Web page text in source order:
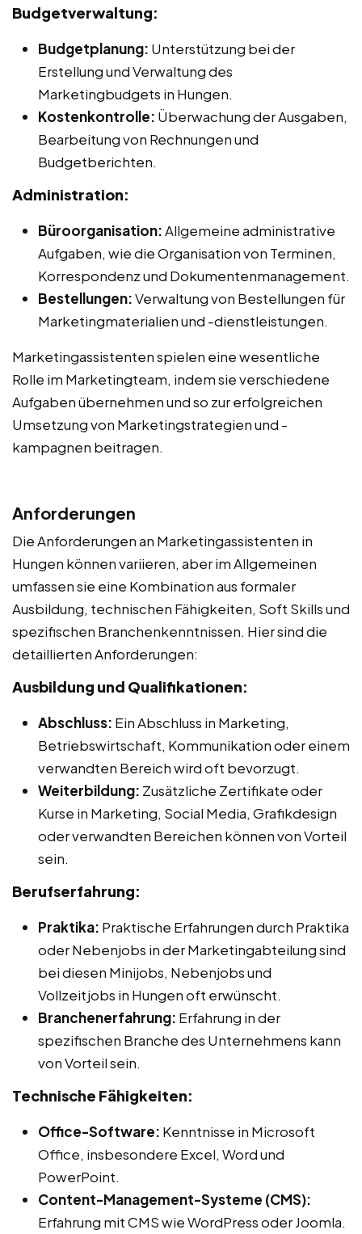
Budgetverwaltung:
Budgetplanung: Unterstützung bei der
Erstellung und Verwaltung des
Marketingbudgets in Hungen.
Kostenkontrolle: Überwachung der Ausgaben,
Bearbeitung von Rechnungen und
Budgetberichten.
Administration:
Büroorganisation:Allgemeine administrative
Aufgaben, wie die Organisation von Terminen,
Korrespondenz und Dokumentenmanagement.
Bestellungen:Verwaltung von Bestellungen für
Marketingmaterialien und -dienstleistungen.
Marketingassistenten spielen eine wesentliche
Rolle im Marketingteam, indem sie verschiedene
Aufgaben übernehmen und so zur erfolgreichen
Umsetzung von Marketingstrategien und -
kampagnen beitragen.
Anforderungen
Die Anforderungen an Marketingassistenten in
Hungen können variieren, aber im Allgemeinen
umfassen sie eine Kombination aus formaler
Ausbildung, technischen Fähigkeiten, Soft Skills und
spezifischen Branchenkenntnissen. Hier sind die
detaillierten Anforderungen:
Ausbildung und Qualifikationen:
Abschluss: Ein Abschluss in Marketing,
Betriebswirtschaft, Kommunikation oder einem
verwandten Bereich wird oft bevorzugt.
Weiterbildung: Zusätzliche Zertifikate oder
Kurse in Marketing, Social Media, Grafikdesign
oder verwandten Bereichen können von Vorteil
sein.
Berufserfahrung:
Praktika: Praktische Erfahrungen durch Praktika
oder Nebenjobs in der Marketingabteilung sind
bei diesen Minijobs, Nebenjobs und
Vollzeitjobs in Hungen oft erwünscht.
Branchenerfahrung: Erfahrung in der
spezifischen Branche des Unternehmens kann
von Vorteil sein.
Technische Fähigkeiten:
Office-Software: Kenntnisse in Microsoft
Office, insbesondere Excel, Word und
PowerPoint.
Content-Management-Systeme (CMS):
Erfahrung mit CMS wie WordPress oder Joomla.